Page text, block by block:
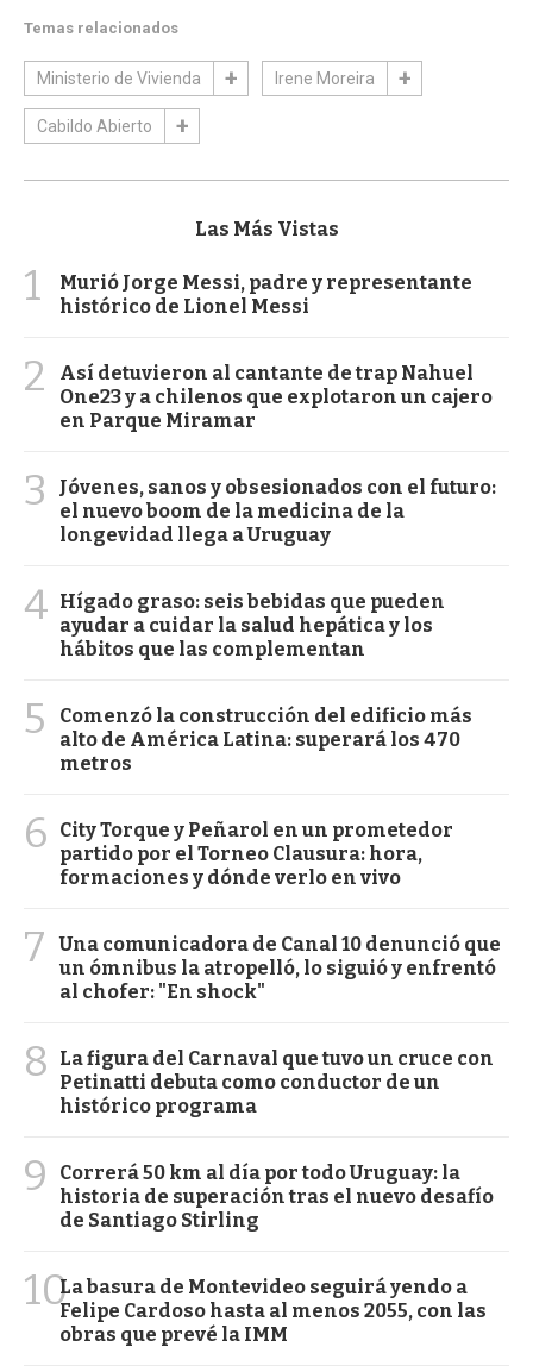
Temas relacionados
Ministerio de Vivienda Irene Moreira
Cabildo Abierto
Las Más Vistas
1
Murió Jorge Messi, padre y representante
histórico de Lionel Messi
2
Así detuvieron al cantante de trap Nahuel
One23 y a chilenos que explotaron un cajero
en Parque Miramar
3
Jóvenes, sanos y obsesionados con el futuro:
el nuevo boom de la medicina de la
longevidad llega a Uruguay
4 Hígado graso: seis bebidas que pueden
ayudar a cuidar la salud hepática y los
hábitos que las complementan
5
Comenzó la construcción del edificio más
alto de América Latina: superará los 470
metros
6
City Torque y Peñarol en un prometedor
partido por el Torneo Clausura: hora,
formaciones y dónde verlo en vivo
7
Una comunicadora de Canal 10 denunció que
un ómnibus la atropelló, lo siguió y enfrentó
al chofer: "En shock"
8
La figura del Carnaval que tuvo un cruce con
Petinatti debuta como conductor de un
histórico programa
9
Correrá 50 km al día por todo Uruguay: la
historia de superación tras el nuevo desafío
de Santiago Stirling
10La basura de Montevideo seguirá yendo a
Felipe Cardoso hasta al menos 2055, con las
obras que prevé la IMM